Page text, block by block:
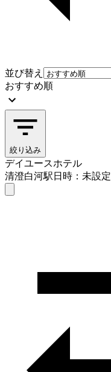
並び替え
おすすめ順
絞り込み
デイユースホテル
清澄白河駅日時：未設定